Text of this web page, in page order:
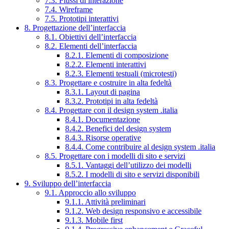
7.4. Wireframe
7.5. Prototipi interattivi
8. Progettazione dell’interfaccia
8.1. Obiettivi dell’interfaccia
8.2. Elementi dell’interfaccia
8.2.1. Elementi di composizione
8.2.2. Elementi interattivi
8.2.3. Elementi testuali (microtesti)
8.3. Progettare e costruire in alta fedeltà
8.3.1. Layout di pagina
8.3.2. Prototipi in alta fedeltà
8.4. Progettare con il design system .italia
8.4.1. Documentazione
8.4.2. Benefici del design system
8.4.3. Risorse operative
8.4.4. Come contribuire al design system .italia
8.5. Progettare con i modelli di sito e servizi
8.5.1. Vantaggi dell’utilizzo dei modelli
8.5.2. I modelli di sito e servizi disponibili
9. Sviluppo dell’interfaccia
9.1. Approccio allo sviluppo
9.1.1. Attività preliminari
9.1.2. Web design responsivo e accessibile
9.1.3. Mobile first